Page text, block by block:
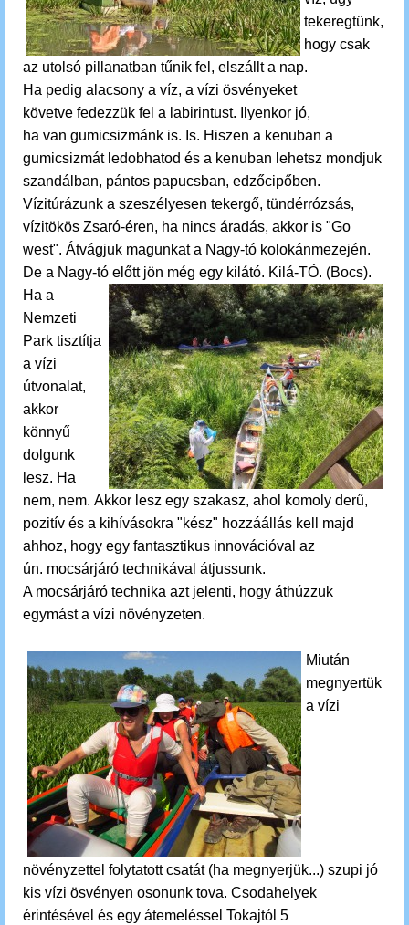
tekeregtünk,
hogy csak
az utolsó pillanatban tűnik fel, elszállt a nap.
Ha pedig alacsony a víz, a vízi ösvényeket
követve fedezzük fel a labirintust. Ilyenkor jó,
ha van gumicsizmánk is. Is. Hiszen a kenuban a
gumicsizmát ledobhatod és a kenuban lehetsz mondjuk
szandálban, pántos papucsban, edzőcipőben.
Vízitúrázunk a szeszélyesen tekergő, tündérrózsás,
vízitökös Zsaró-éren, ha nincs áradás, akkor is "Go
west". Átvágjuk magunkat a Nagy-tó kolokánmezején.
De a Nagy-tó előtt jön még egy kilátó. Kilá-TÓ. (Bocs).
Ha a
Nemzeti
Park tisztítja
a vízi
útvonalat,
akkor
könnyű
dolgunk
lesz. Ha
nem, nem. Akkor lesz egy szakasz, ahol komoly derű,
pozitív és a kihívásokra "kész" hozzáállás kell majd
ahhoz, hogy egy fantasztikus innovációval az
ún. mocsárjáró technikával átjussunk.
A mocsárjáró technika azt jelenti, hogy áthúzzuk
egymást a vízi növényzeten.
Miután
megnyertük
a vízi
növényzettel folytatott csatát (ha megnyerjük...) szupi jó
kis vízi ösvényen osonunk tova. Csodahelyek
érintésével és egy átemeléssel Tokajtól 5